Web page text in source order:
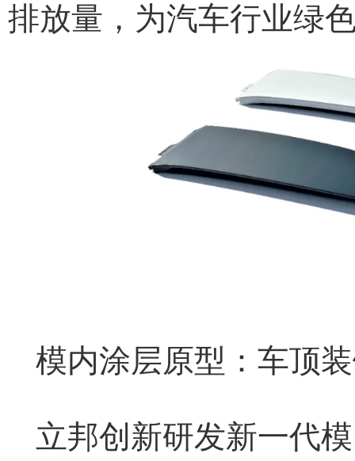
排放量，为汽车行业绿
模内涂层原型：车顶
立邦创新研发新一代